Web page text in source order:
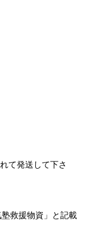
て発送して下さ
塾救援物資」と記載